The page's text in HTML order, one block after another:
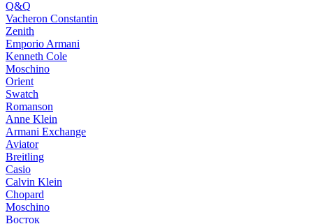
Q&Q
Vacheron Constantin
Zenith
Emporio Armani
Kenneth Cole
Moschino
Orient
Swatch
Romanson
Anne Klein
Armani Exchange
Aviator
Breitling
Casio
Calvin Klein
Chopard
Moschino
Восток